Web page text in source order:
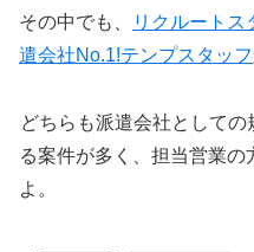
その中でも、
リクルートス
遣会社No.1!テンプスタッフ
どちらも派遣会社として
る案件が多く、担当営業
よ。